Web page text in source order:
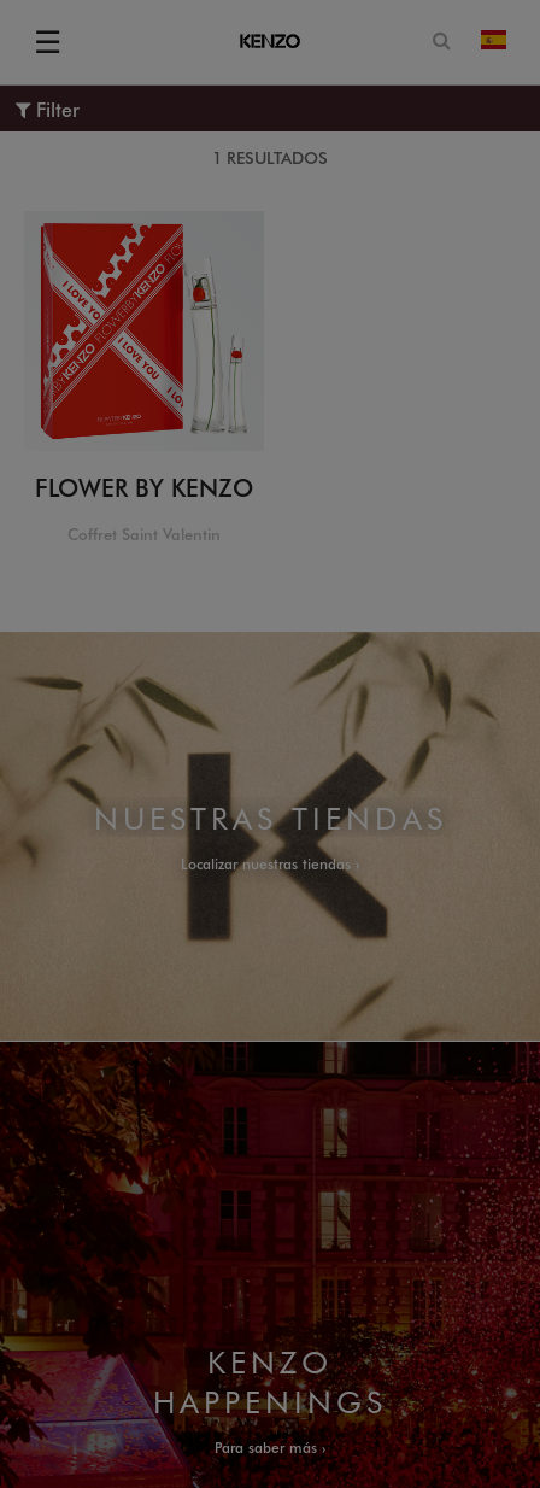
☰
Menu
Abrir
Filter
1 RESULTADOS
FLOWER BY KENZO
Coffret Saint Valentin
NUESTRAS TIENDAS
Localizar nuestras tiendas
KENZO
HAPPENINGS
Para saber más